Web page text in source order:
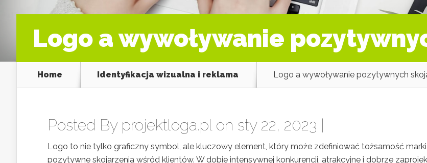
Logo a wywoływanie
Home Identyfikacja wizualna i reklama Logo a wywoływanie pozytywnych
Posted By projektloga.plon sty 22, 2023 |
Logo to nie tylko graficzny symbol, ale kluczowy element, który może zdefiniować tożsamość marki
pozytywne skojarzenia wśród klientów. W dobie intensywnej konkurencji, atrakcyjne i dobrze